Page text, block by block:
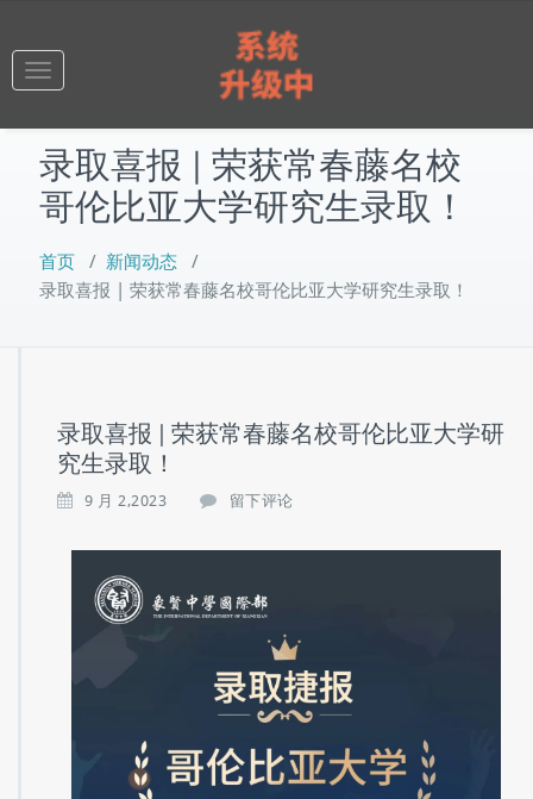
Toggle
录取喜报 | 荣获常春藤名校
哥伦比亚大学研究生录取！
首页 / 新闻动态 /
录取喜报 | 荣获常春藤名校哥伦比亚大学研究生录取！
录取喜报 | 荣获常春藤名校哥伦比亚大学研
究生录取！
9 月 2,2023 留下评论